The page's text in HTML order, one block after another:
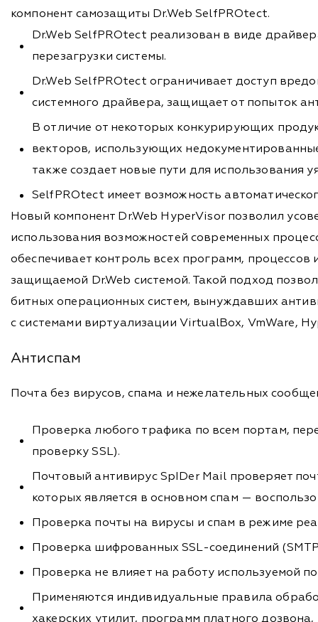
компонент самозащиты Dr.Web SelfPROtect.
Dr.Web SelfPROtect реализован в виде
перезагрузки системы.
Dr.Web SelfPROtect ограничивает доступ
системного драйвера, защищает от попыток
В отличие от некоторых конкурирующих
векторов, использующих
также создает новые пути для использования
SelfPROtect имеет возможность
Новый компонент Dr.Web HyperVisor позволил
использования возможностей современных
обеспечивает контроль всех программ,
защищаемой Dr.Web системой. Такой подход
битных операционных систем, вынуждавших
с системами виртуализации VirtualBox, VmWare,
Антиспам
Почта без вирусов, спама и нежелательных
Проверка любого трафика по всем портам,
проверку SSL).
Почтовый антивирус SpIDer Mail проверяет
которых является в основном спам —
Проверка почты на вирусы и спам в режиме
Проверка шифрованных SSL-соединений
Проверка не влияет на работу используемой
Применяются индивидуальные правила
хакерских утилит, программ платного